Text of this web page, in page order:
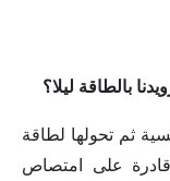
بالطاقة ليلا؟
ثم تحولها لطاقة
قادرة على امتصاص